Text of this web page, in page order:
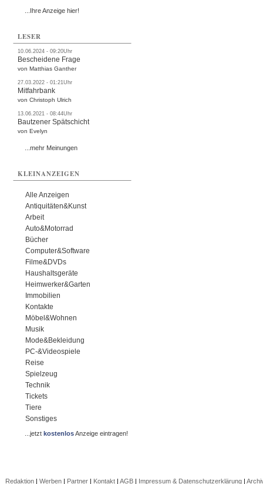
...Ihre Anzeige hier!
LESER
10.06.2024 - 09:20Uhr
Bescheidene Frage
von Matthias Ganther
27.03.2022 - 01:21Uhr
Mitfahrbank
von Christoph Ulrich
13.06.2021 - 08:44Uhr
Bautzener Spätschicht
von Evelyn
...mehr Meinungen
KLEINANZEIGEN
Alle Anzeigen
Antiquitäten&Kunst
Arbeit
Auto&Motorrad
Bücher
Computer&Software
Filme&DVDs
Haushaltsgeräte
Heimwerker&Garten
Immobilien
Kontakte
Möbel&Wohnen
Musik
Mode&Bekleidung
PC-&Videospiele
Reise
Spielzeug
Technik
Tickets
Tiere
Sonstiges
...jetztkostenlosAnzeige eintragen!
Redaktion| Werben| Partner| Kontakt| AGB| Impressum & Datenschutzerklärung|